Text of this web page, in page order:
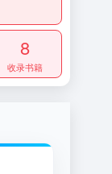
8
收录书籍